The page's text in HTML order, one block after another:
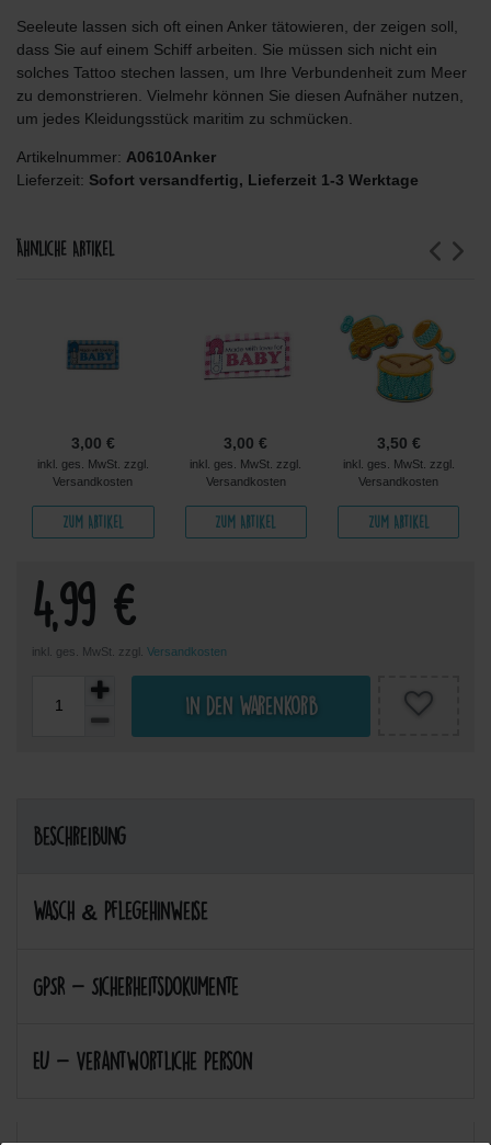
Seeleute lassen sich oft einen Anker tätowieren, der zeigen soll,
dass Sie auf einem Schiff arbeiten. Sie müssen sich nicht ein
solches Tattoo stechen lassen, um Ihre Verbundenheit zum Meer
zu demonstrieren. Vielmehr können Sie diesen Aufnäher nutzen,
um jedes Kleidungsstück maritim zu schmücken.
Artikelnummer: A0610Anker
Lieferzeit: Sofort versandfertig, Lieferzeit 1-3 Werktage
Ähnliche Artikel
3,00 €
inkl. ges. MwSt. zzgl.
Versandkosten
Zum Artikel
3,00 €
inkl. ges. MwSt. zzgl.
Versandkosten
Zum Artikel
3,50 €
inkl. ges. MwSt. zzgl.
Versandkosten
Zum Artikel
4,99 €
inkl. ges. MwSt. zzgl. Versandkosten
In den Warenkorb
Beschreibung
Wasch & Pflegehinweise
GPSR - Sicherheitsdokumente
EU - Verantwortliche Person